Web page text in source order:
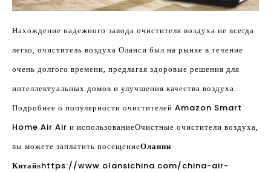
Нахождение надежного завода очистителя воздуха не всегда
легко, очиститель воздуха Оланси был на рынке в течение
очень долгого времени, предлагая здоровые решения для
интеллектуальных домов и улучшения качества воздуха.
Подробнее о популярности очистителей Amazon Smart
Home Air Air и использованиеОчистные очистители воздуха,
вы можете заплатить посещениеОланни
Китайвhttps://www.olansichina.com/china-air-